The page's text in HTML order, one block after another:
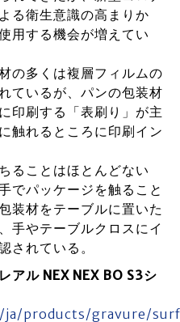
る衛生意識の高まりか
用する機会が増えてい
の多くは複層フィルムの
ているが、パンの包装材
印刷する「表刷り」が主
触れるところに印刷イン
ることはほとんどない
でパッケージを触ること
装材をテーブルに置いた
手やテーブルクロスにイ
されている。
アル NEX NEX BO S3シ
products/gravure/